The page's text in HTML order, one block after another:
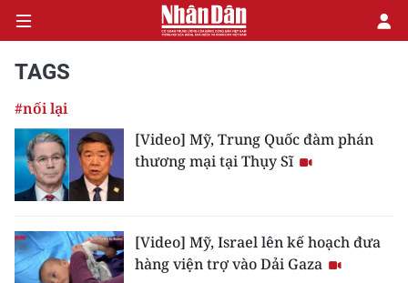
CHÍNH TRỊ
KINH TẾ
XÃ HỘI
TAGS
#nối lại
[Video] Mỹ, Trung Quốc đàm phán
thương mại tại Thụy Sĩ
[Video] Mỹ, Israel lên kế hoạch đưa
hàng viện trợ vào Dải Gaza